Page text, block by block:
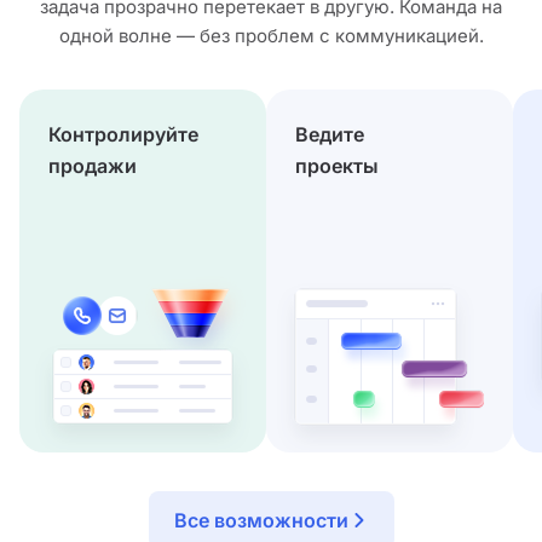
задача прозрачно перетекает в другую. Команда на
одной волне — без проблем с коммуникацией.
Контролируйте
продажи
Ведите
проекты
Все возможности